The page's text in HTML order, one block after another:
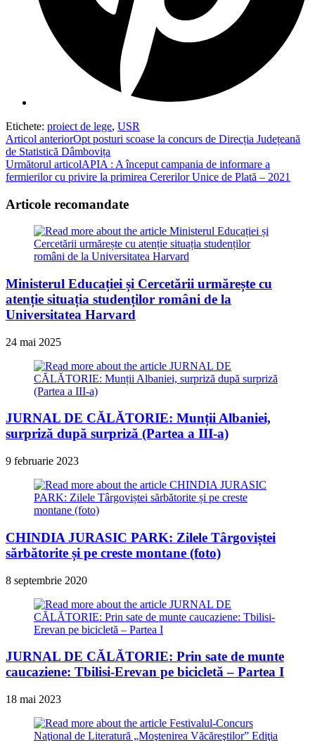
Etichete: proiect de lege, USR
Read
more
articles
Articol anteriorOpt posturi scoase la concurs de Direcția Județeană
de Statistică Dâmbovița
Următorul articolAPIA : A început campania de informare a
fermierilor cu privire la primirea Cererilor Unice de Plată – 2021
Articole recomandate
Ministerul Educației și Cercetării urmărește cu
atenție situația studenților români de la
Universitatea Harvard
24 mai 2025
JURNAL DE CĂLĂTORIE: Munții Albaniei,
surpriză după surpriză (Partea a III-a)
9 februarie 2023
CHINDIA JURASIC PARK: Zilele Târgoviștei
sărbătorite și pe creste montane (foto)
8 septembrie 2020
JURNAL DE CĂLĂTORIE: Prin sate de munte
caucaziene: Tbilisi-Erevan pe bicicletă – Partea I
18 mai 2023